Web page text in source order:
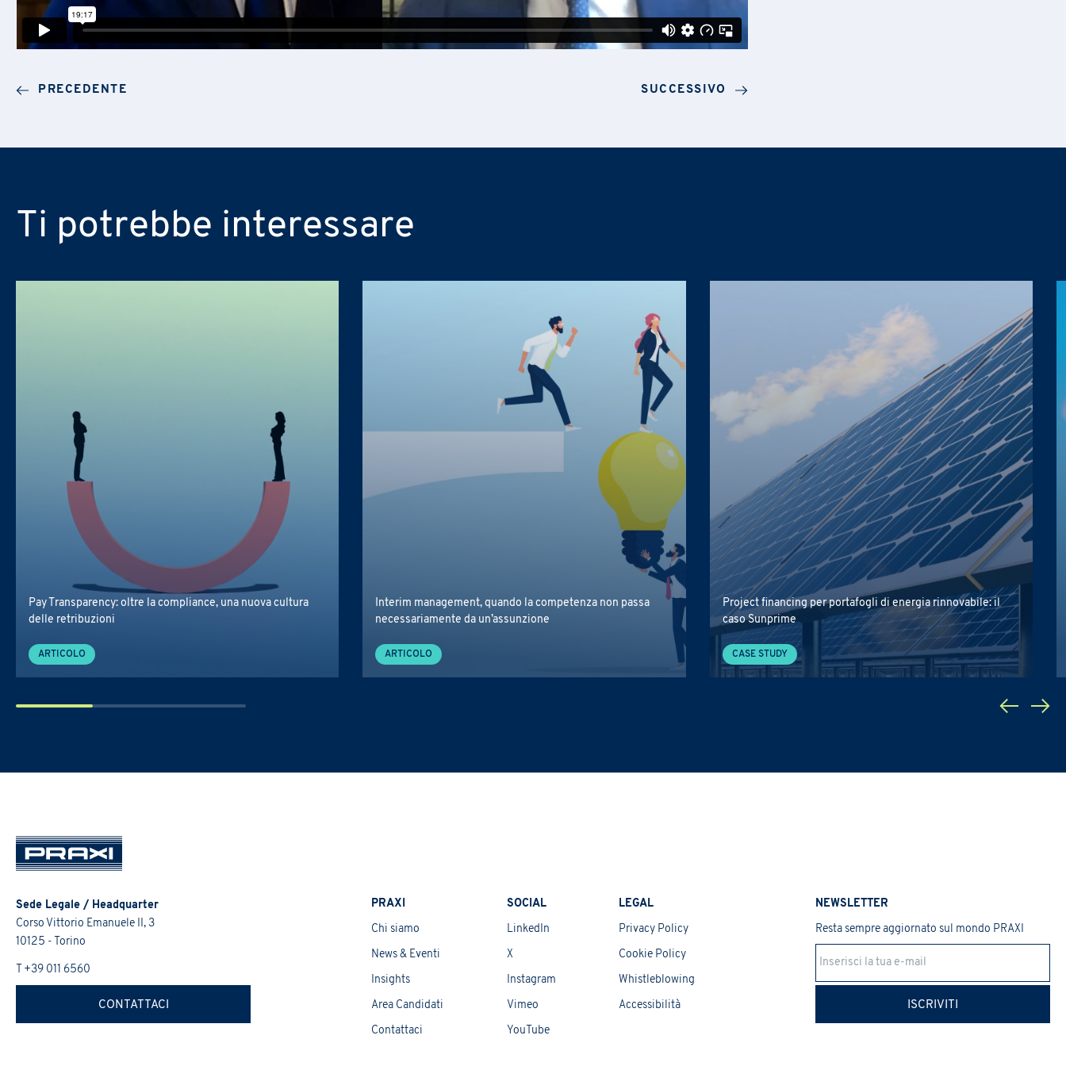
PRECEDENTE SUCCESSIVO
Ti potrebbe interessare
Pay Transparency: oltre la compliance, una nuova cultura
delle retribuzioni
ARTICOLO
Interim management, quando la competenza non passa
necessariamente da un’assunzione
ARTICOLO
Project financing per portafogli di energia rinnovabile: il
caso Sunprime
CASE STUDY
Sede Legale / Headquarter
Corso Vittorio Emanuele II, 3
10125 - Torino
T +39 011 6560
CONTATTACI
PRAXI
Chi siamo
News & Eventi
Insights
Area Candidati
Contattaci
SOCIAL
LinkedIn
X
Instagram
Vimeo
YouTube
LEGAL
Privacy Policy
Cookie Policy
Whistleblowing
Accessibilità
NEWSLETTER
Resta sempre aggiornato sul mondo PRAXI
ISCRIVITI
Regione *
Confermo di aver preso visione dell' Informativa Privacy
Sostenibilità (ESG, DE&I, Parità di genere)
PRAXI S.p.A. tratta i dati personali secondo principi di liceità, correttezza e trasparenza come richiesto dal Regolamento Europeo 2016/679 sulla
Comunicazione Contabilità e finanza
Formazione IT Legale
Risorse Umane
Messaggio
PRAXI S.p.A. tratta i dati personali secondo principi di liceità, correttezza e trasparenza come richiesto dal Regolamento Europeo 2016/679 sulla
Desidero ricevere in futuro altri aggiornamenti sulle attività del Gruppo (iniziative, ricerche, corsi di formazione, eventi, promozioni, ecc.)